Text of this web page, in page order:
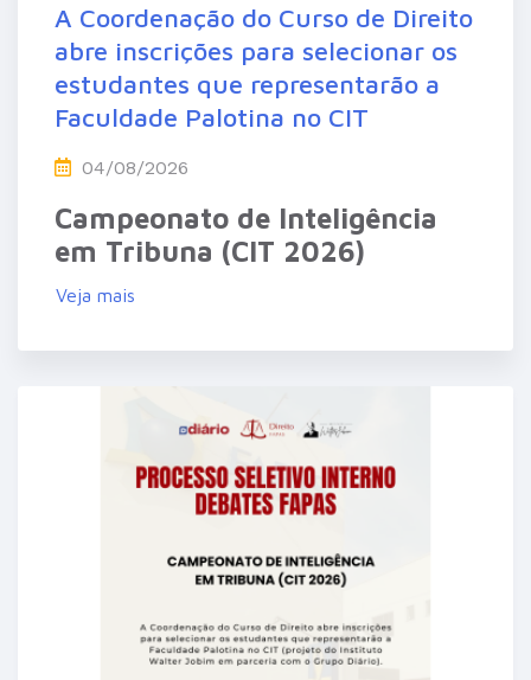
A Coordenação do Curso de Direito
abre inscrições para selecionar os
estudantes que representarão a
Faculdade Palotina no CIT
04/08/2026
Campeonato de Inteligência
em Tribuna (CIT 2026)
Veja mais